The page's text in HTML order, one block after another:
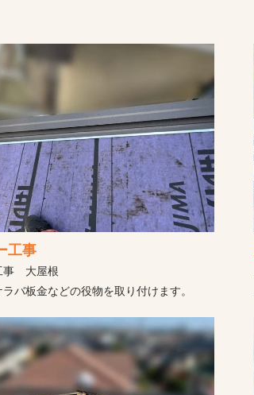
工事
事 大屋根
バ板金などの役物を取り付けます。